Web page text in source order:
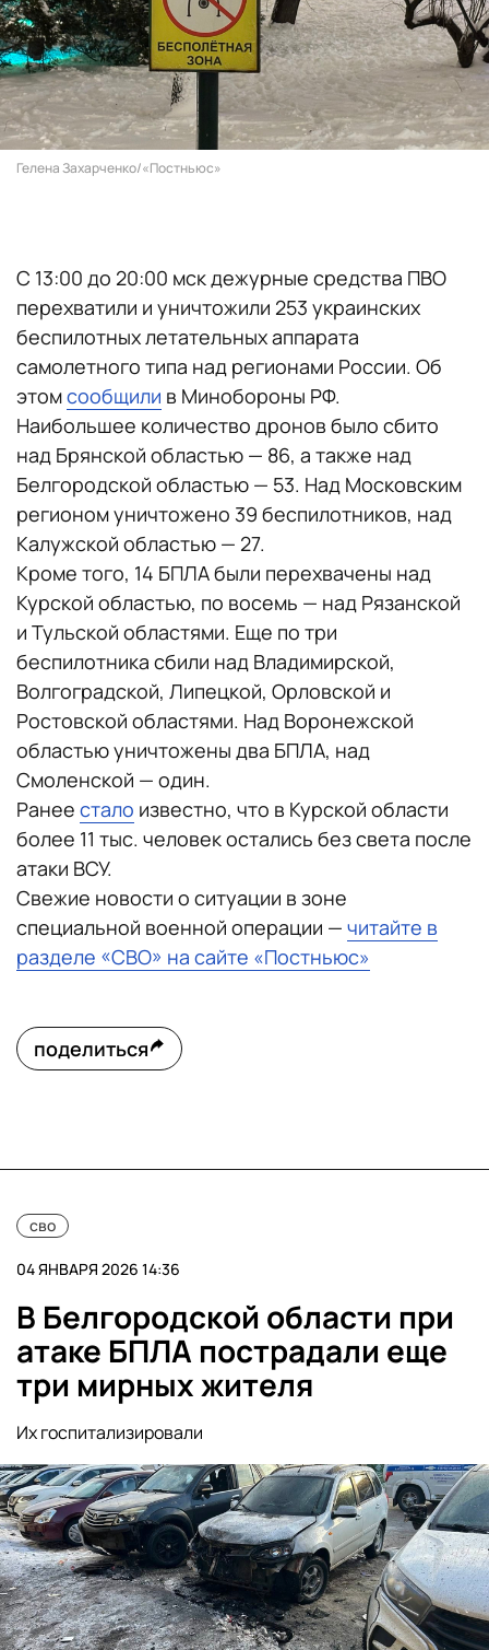
Гелена Захарченко/«Постньюс»
С 13:00 до 20:00 мск дежурные средства ПВО
перехватили и уничтожили 253 украинских
беспилотных летательных аппарата
самолетного типа над регионами России. Об
этомсообщили в Минобороны РФ.
Наибольшее количество дронов было сбито
над Брянской областью — 86, а также над
Белгородской областью — 53. Над Московским
регионом уничтожено 39 беспилотников, над
Калужской областью — 27.
Кроме того, 14 БПЛА были перехвачены над
Курской областью, по восемь — над Рязанской
и Тульской областями. Еще по три
беспилотника сбили над Владимирской,
Волгоградской, Липецкой, Орловской и
Ростовской областями. Над Воронежской
областью уничтожены два БПЛА, над
Смоленской — один.
Ранее стало известно, что в Курской области
более 11 тыс. человек остались без света после
атаки ВСУ.
Свежие новости о ситуации в зоне
специальной военной операции — читайте в
разделе «СВО» на сайте «Постньюс»
поделиться
сво
04 ЯНВАРЯ 2026 14:36
В Белгородской области при
атаке БПЛА пострадали еще
три мирных жителя
Их госпитализировали